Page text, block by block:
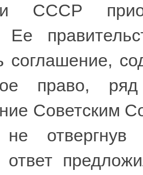
СССР
Ее
соглашение,
право,
Советским
отвергнув
ответ